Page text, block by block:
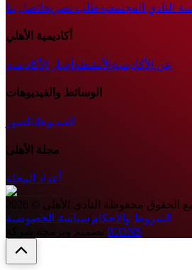
النادي المجتمعيةطلب تصريحاتصل بنا
أكاديمية الأهلي
عن الأكاديمية الأنشطة أخبار الأكاديمية
الوسائط والفيديوهات
الفيديوهاتالصور
مجلة الأهلى
أعداد المجلة
الحقوق محفوظة النادى الأهلى ©
2026
الشروط والأحكام|سياسة الخصوصية
تصميم وبرمجة شركة ICONS